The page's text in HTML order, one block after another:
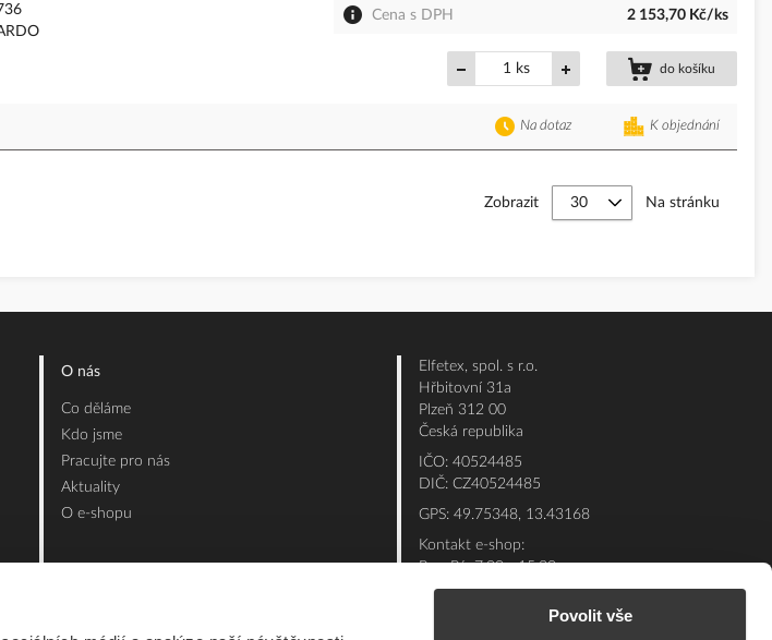
Povolit vše
Cena s DPH 2 153,70 Kč/ks
ks do košíku
K objednání
Na dotaz
Zobrazit Na stránku
O nás
Co děláme
Kdo jsme
Pracujte pro nás
Aktuality
O e-shopu
Elfetex, spol. s r.o.
Hřbitovní 31a
Plzeň 312 00
Česká republika
IČO: 40524485
DIČ: CZ40524485
GPS: 49.75348, 13.43168
Kontakt e-shop:
Po - Pá: 7:00 - 15:30